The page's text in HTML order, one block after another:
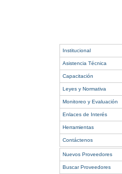
Institucional
Asistencia Técnica
Capacitación
Leyes y Normativa
Monitoreo y Evaluación
Enlaces de Interés
Herramientas
Contáctenos
Nuevos Proveedores
Buscar Proveedores